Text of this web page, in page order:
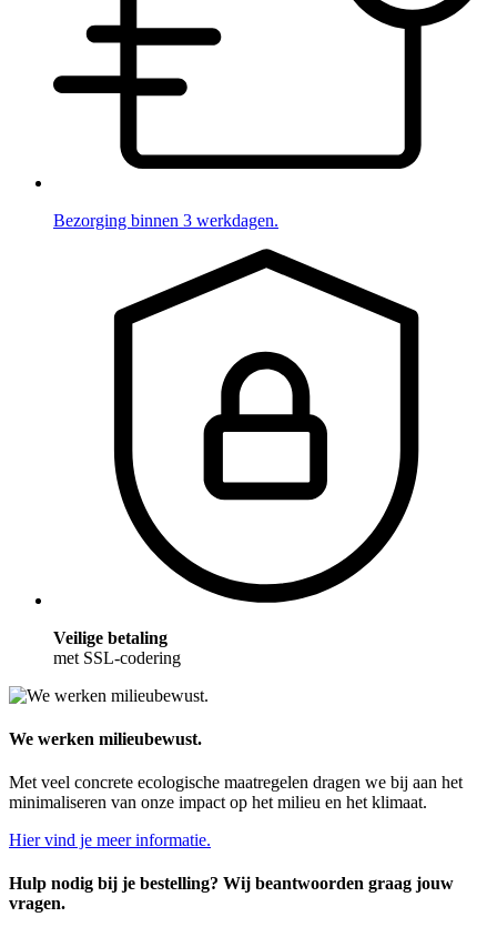
Bezorging binnen 3 werkdagen.
Veilige betaling
met SSL-codering
We werken milieubewust.
Met veel concrete ecologische maatregelen dragen we bij aan het
minimaliseren van onze impact op het milieu en het klimaat.
Hier vind je meer informatie.
Hulp nodig bij je bestelling? Wij beantwoorden graag jouw
vragen.